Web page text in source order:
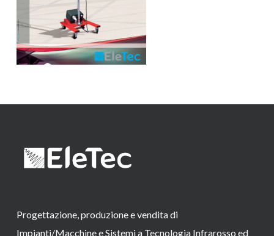
Progettazione, produzione e vendita di
Impianti/Macchine e Sistemi a Tecnologia Infrarosso ed